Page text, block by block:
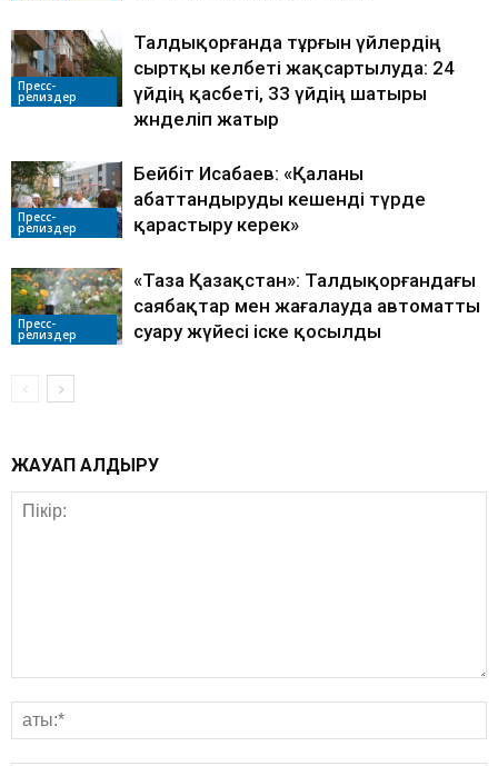
Пресс-
релиздер
Талдықорғанда тұрғын үйлердің
сыртқы келбеті жақсартылуда: 24
үйдің қасбеті, 33 үйдің шатыры
жөнделіп жатыр
Пресс-
релиздер
Бейбіт Исабаев: «Қаланы
абаттандыруды кешенді түрде
қарастыру керек»
Пресс-
релиздер
«Таза Қазақстан»: Талдықорғандағы
саябақтар мен жағалауда автоматты
суару жүйесі іске қосылды
ЖАУАП ҚАЛДЫРУ